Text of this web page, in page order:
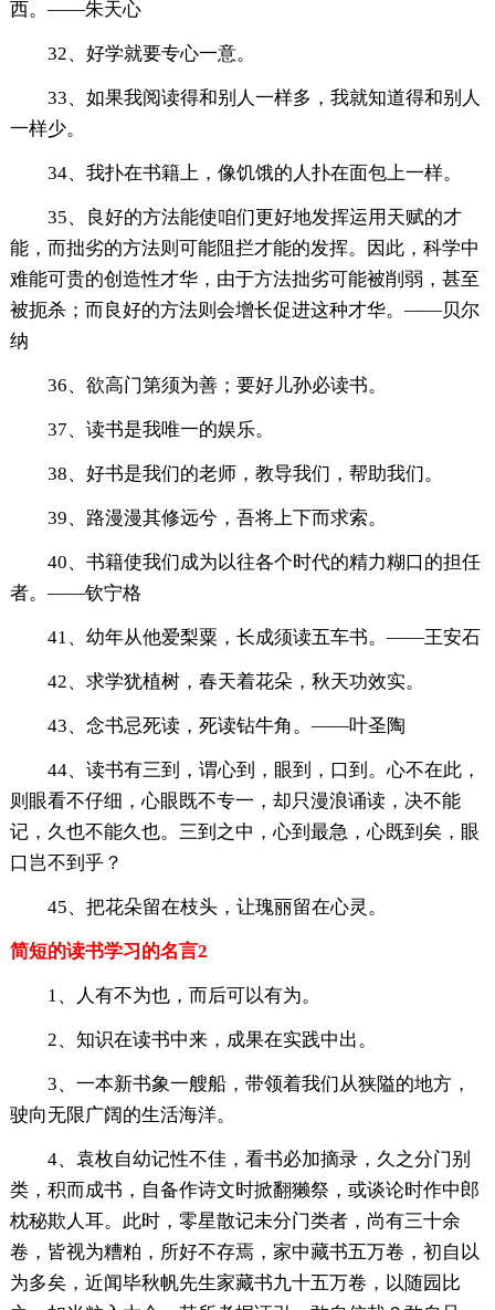
西。——朱天心
32、好学就要专心一意。
33、如果我阅读得和别人一样多，我就知道得和别人
一样少。
34、我扑在书籍上，像饥饿的人扑在面包上一样。
35、良好的方法能使咱们更好地发挥运用天赋的才
能，而拙劣的方法则可能阻拦才能的发挥。因此，科学中
难能可贵的创造性才华，由于方法拙劣可能被削弱，甚至
被扼杀；而良好的方法则会增长促进这种才华。——贝尔
纳
36、欲高门第须为善；要好儿孙必读书。
37、读书是我唯一的娱乐。
38、好书是我们的老师，教导我们，帮助我们。
39、路漫漫其修远兮，吾将上下而求索。
40、书籍使我们成为以往各个时代的精力糊口的担任
者。——钦宁格
41、幼年从他爱梨粟，长成须读五车书。——王安石
42、求学犹植树，春天着花朵，秋天功效实。
43、念书忌死读，死读钻牛角。——叶圣陶
44、读书有三到，谓心到，眼到，口到。心不在此，
则眼看不仔细，心眼既不专一，却只漫浪诵读，决不能
记，久也不能久也。三到之中，心到最急，心既到矣，眼
口岂不到乎？
45、把花朵留在枝头，让瑰丽留在心灵。
简短的读书学习的名言2
1、人有不为也，而后可以有为。
2、知识在读书中来，成果在实践中出。
3、一本新书象一艘船，带领着我们从狭隘的地方，
驶向无限广阔的生活海洋。
4、袁枚自幼记性不佳，看书必加摘录，久之分门别
类，积而成书，自备作诗文时掀翻獭祭，或谈论时作中郎
枕秘欺人耳。此时，零星散记未分门类者，尚有三十余
卷，皆视为糟粕，所好不存焉，家中藏书五万卷，初自以
为多矣，近闻毕秋帆先生家藏书九十五万卷，以随园比